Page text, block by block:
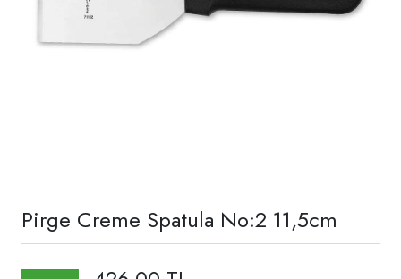
Pirge Creme Spatula No:2 11,5cm